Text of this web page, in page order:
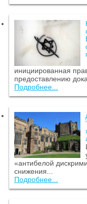
инициированная
предоставлению
Подробнее...
«антибелой
снижения...
Подробнее...